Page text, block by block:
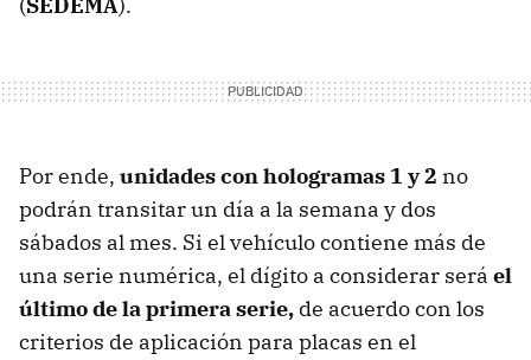
(SEDEMA).
Por ende, unidades con hologramas 1 y 2 no
podrán transitar un día a la semana y dos
sábados al mes. Si el vehículo contiene más de
una serie numérica, el dígito a considerar será el
último de la primera serie, de acuerdo con los
criterios de aplicación para placas en el